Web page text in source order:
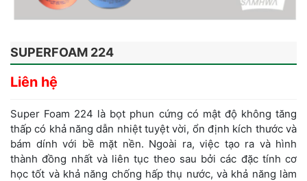
SUPERFOAM 224
Liên hệ
Super Foam 224 là bọt phun cứng có mật độ không tăng
thấp có khả năng dẫn nhiệt tuyệt vời, ổn định kích thước và
bám dính với bề mặt nền. Ngoài ra, việc tạo ra và hình
thành đồng nhất và liên tục theo sau bởi các đặc tính cơ
học tốt và khả năng chống hấp thụ nước, và khả năng làm